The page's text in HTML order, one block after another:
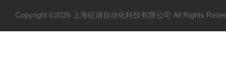
Copyright ©2026 上海征浦自动化科技有限公司 All Rights